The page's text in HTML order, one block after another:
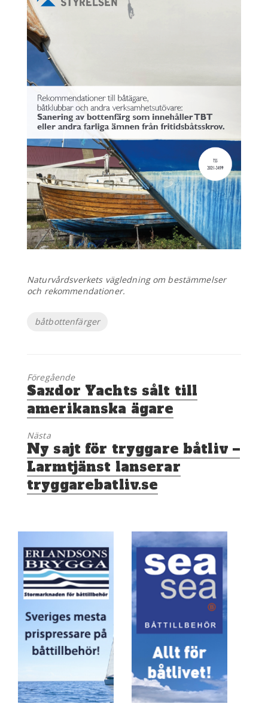
Naturvårdsverkets vägledning om bestämmelser
och rekommendationer.
Etiketter
båtbottenfärger
Föregående
Föregående
inlägg:
Saxdor Yachts sålt till
amerikanska ägare
Nästa
Nästa
inlägg:
Ny sajt för tryggare båtliv –
Larmtjänst lanserar
tryggarebatliv.se